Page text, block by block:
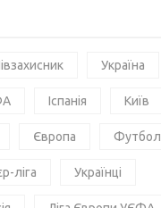
Україна
Іспанія Київ
Європа Футбол
ліга Українці